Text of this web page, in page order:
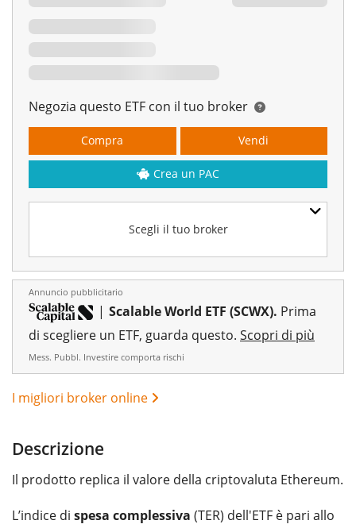
Negozia questo ETF con il tuo broker
Scegli il tuo broker
Compra Vendi
Crea un PAC
Annuncio pubblicitario
| Scalable World ETF (SCWX). Prima
di scegliere un ETF, guarda questo. Scopri di più
Mess. Pubbl. Investire comporta rischi
I migliori broker online
Descrizione
Il prodotto replica il valore della criptovaluta Ethereum.
L’indice di spesa complessiva (TER) dell'ETF è pari allo